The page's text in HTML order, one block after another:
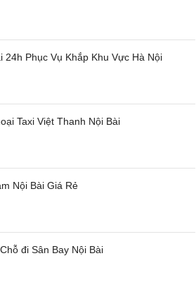
24h Phục Vụ Khắp Khu Vực Hà Nội
Taxi Việt Thanh Nội Bài
Nội Bài Giá Rẻ
đi Sân Bay Nội Bài